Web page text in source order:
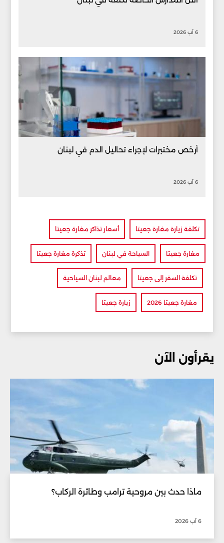
6 آب 2026
أرخص مختبرات لإجراء تحاليل الدم في لبنان
6 آب 2026
تكلفة زيارة مغارة جعيتا أسعار تذاكر مغارة جعيتا
مغارة جعيتا السياحة في لبنان تذكرة مغارة جعيتا
تكلفة السفر إلى جعيتا معالم لبنان السياحية
مغارة جعيتا 2026 زيارة جعيتا
يقرأون الآن
ماذا حدث بين مروحية ترامب وطائرة الركاب؟
6 آب 2026